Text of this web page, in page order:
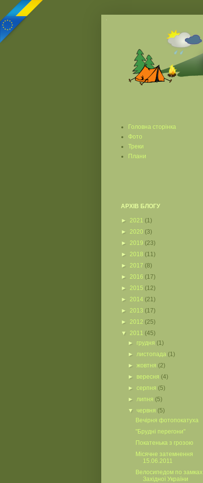
Головна сторінка
Фото
Треки
Плани
АРХІВ БЛОГУ
► 2021 (1)
► 2020 (3)
► 2019 (23)
► 2018 (11)
► 2017 (8)
► 2016 (17)
► 2015 (12)
► 2014 (21)
► 2013 (17)
► 2012 (25)
▼ 2011 (45)
► грудня (1)
►листопада (1)
►жовтня (2)
► вересня (4)
►серпня (5)
►липня (5)
▼ червня (5)
Вечірня фотопокатуха
"Брудні перегони"
Покатенька з грозою
Місячне затемнення
15.06.2011
Велосипедом по замках
Західної України